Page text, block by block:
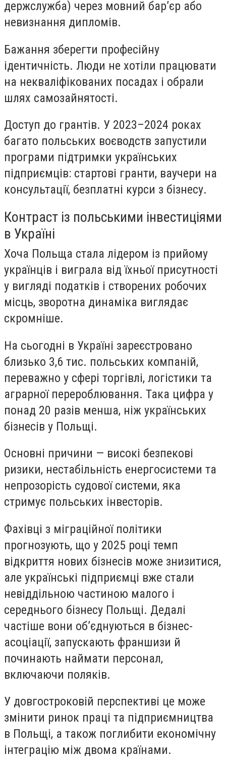
держслужба) через мовний бар’єр або
невизнання дипломів.
Бажання зберегти професійну
ідентичність. Люди не хотіли працювати
на некваліфікованих посадах і обрали
шлях самозайнятості.
Доступ до грантів. У 2023–2024 роках
багато польських воєводств запустили
програми підтримки українських
підприємців: стартові гранти, ваучери на
консультації, безплатні курси з бізнесу.
Контраст із польськими інвестиціями
в Україні
Хоча Польща стала лідером із прийому
українців і виграла від їхньої присутності
у вигляді податків і створених робочих
місць, зворотна динаміка виглядає
скромніше.
На сьогодні в Україні зареєстровано
близько 3,6 тис. польських компаній,
переважно у сфері торгівлі, логістики та
аграрної перероблювання. Така цифра у
понад 20 разів менша, ніж українських
бізнесів у Польщі.
Основні причини — високі безпекові
ризики, нестабільність енергосистеми та
непрозорість судової системи, яка
стримує польських інвесторів.
Фахівці з міграційної політики
прогнозують, що у 2025 році темп
відкриття нових бізнесів може знизитися,
але українські підприємці вже стали
невіддільною частиною малого і
середнього бізнесу Польщі. Дедалі
частіше вони об’єднуються в бізнес-
асоціації, запускають франшизи й
починають наймати персонал,
включаючи поляків.
У довгостроковій перспективі це може
змінити ринок праці та підприємництва
в Польщі, а також поглибити економічну
інтеграцію між двома країнами.